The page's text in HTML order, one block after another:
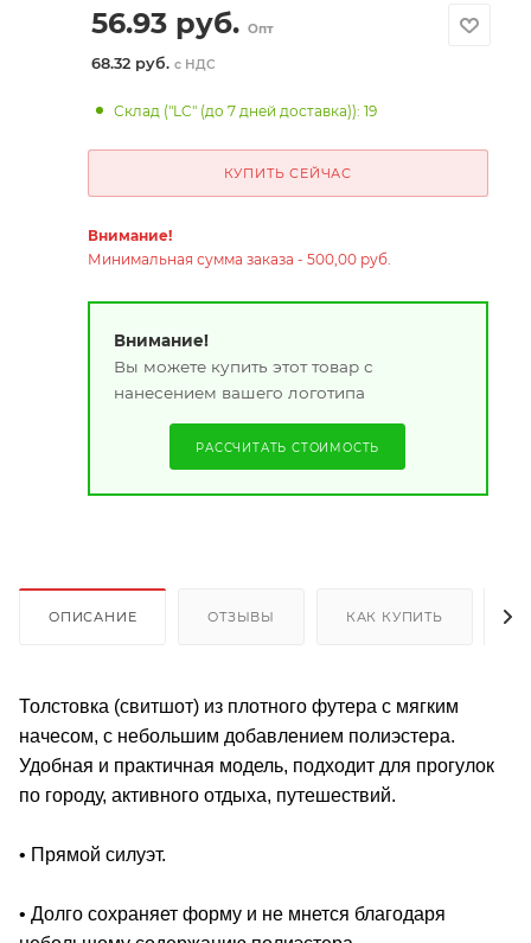
56.93руб. Опт
68.32 руб. с НДС
Склад ("LC" (до 7 дней доставка)): 19
КУПИТЬ СЕЙЧАС
Внимание!
Минимальная сумма заказа - 500,00 руб.
Внимание!
Вы можете купить этот товар с
нанесением вашего логотипа
РАССЧИТАТЬ СТОИМОСТЬ
ОПИСАНИЕ ОТЗЫВЫ КАК КУПИТЬ
Толстовка (свитшот) из плотного футера с мягким
начесом, с небольшим добавлением полиэстера.
Удобная и практичная модель, подходит для прогулок
по городу, активного отдыха, путешествий.
• Прямой силуэт.
• Долго сохраняет форму и не мнется благодаря